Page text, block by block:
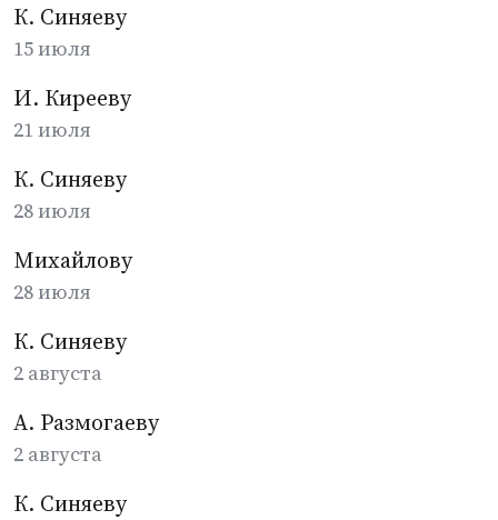
К. Синяеву
15 июля
И. Кирееву
21 июля
К. Синяеву
28 июля
Михайлову
28 июля
К. Синяеву
2 августа
А. Размогаеву
2 августа
К. Синяеву